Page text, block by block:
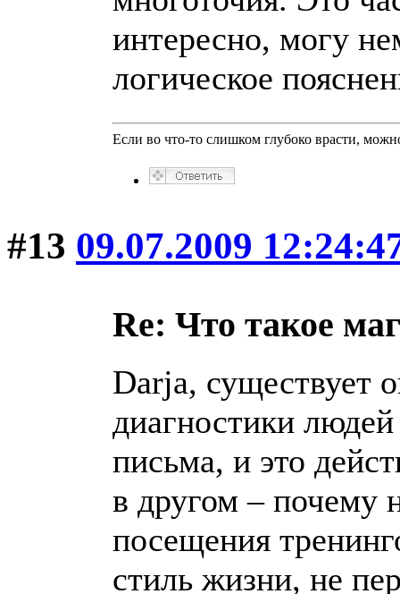
интересно, могу
логическое
Если во что-то слишком глубоко врасти,
#13 09.07.2009
Re: Что такое
Darja, существует
диагностики
письма, и это
в другом – почему
посещения
стиль жизни, не